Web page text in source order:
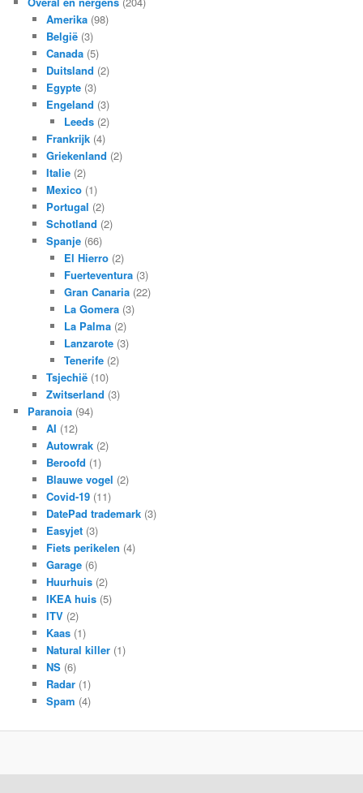
Amerika(98)
België(3)
Canada(5)
Duitsland (2)
Egypte(3)
Engeland (3)
Leeds (2)
Frankrijk(4)
Griekenland (2)
Italie(2)
Mexico(1)
Portugal (2)
Schotland (2)
Spanje(66)
El Hierro (2)
Fuerteventura (3)
Gran Canaria (22)
La Gomera (3)
La Palma (2)
Lanzarote (3)
Tenerife (2)
Tsjechië(10)
Zwitserland (3)
Paranoia (94)
AI (12)
Autowrak(2)
Beroofd (1)
Blauwe vogel (2)
Covid-19(11)
DatePad trademark(3)
Easyjet(3)
Fiets perikelen (4)
Garage(6)
Huurhuis(2)
IKEA huis(5)
ITV(2)
Kaas(1)
Natural killer(1)
NS(6)
Radar(1)
Spam (4)